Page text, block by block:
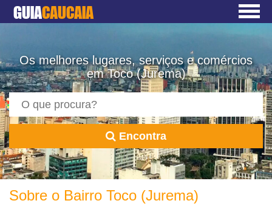
GUIACAUCAIA
Os melhores lugares, serviços e comércios
em Toco (Jurema)
Encontra
Sobre o Bairro Toco (Jurema)